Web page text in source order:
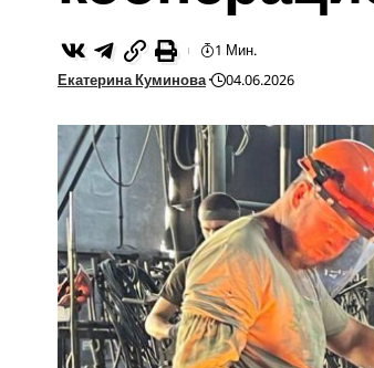
Екатерина Куминова 04.06.2026
1 Мин.